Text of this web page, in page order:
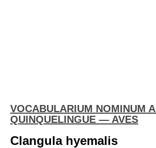
VOCABULARIUM NOMINUM
QUINQUELINGUE — AVES
Clangula hyemalis